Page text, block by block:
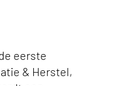
eerste
& Herstel,